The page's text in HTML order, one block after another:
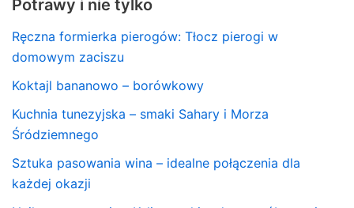
Potrawy i nie tylko
Ręczna formierka pierogów: Tłocz pierogi w
domowym zaciszu
Koktajl bananowo – borówkowy
Kuchnia tunezyjska – smaki Sahary i Morza
Śródziemnego
Sztuka pasowania wina – idealne połączenia dla
każdej okazji